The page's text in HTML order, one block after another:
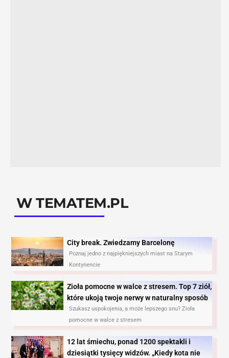
W TEMATEM.PL
City break. Zwiedzamy Barcelonę​
Poznaj jedno z najpiękniejszych miast na Starym
Kontynencie
Zioła pomocne w walce z stresem. Top 7 ziół,
które ukoją twoje nerwy w naturalny sposób
Szukasz uspokojenia, a może lepszego snu? Zioła
pomocne w walce z stresem
12 lat śmiechu, ponad 1200 spektakli i
dziesiątki tysięcy widzów. „Kiedy kota nie